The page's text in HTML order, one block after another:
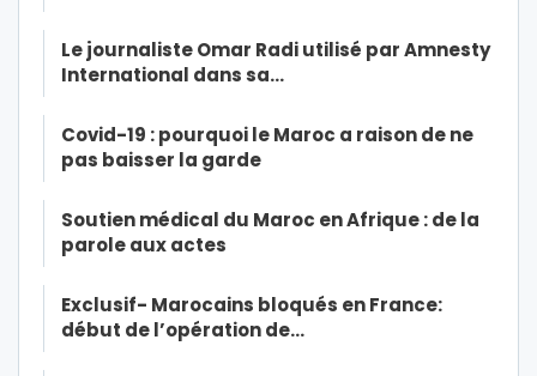
Le journaliste Omar Radi utilisé par Amnesty
International dans sa…
Covid-19 : pourquoi le Maroc a raison de ne
pas baisser la garde
Soutien médical du Maroc en Afrique : de la
parole aux actes
Exclusif- Marocains bloqués en France:
début de l’opération de…